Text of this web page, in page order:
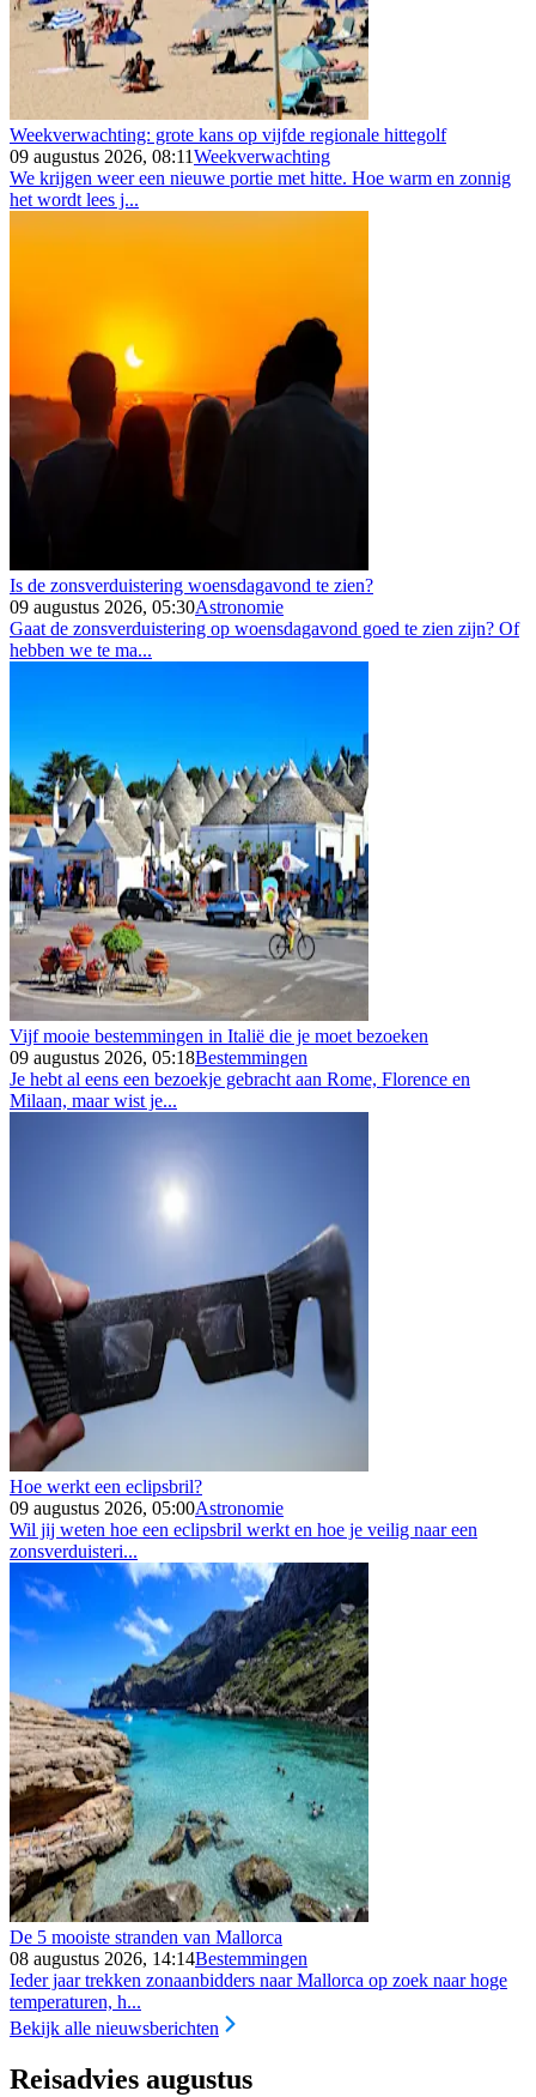
Weekverwachting: grote kans op vijfde regionale hittegolf
09 augustus 2026, 08:11Weekverwachting
We krijgen weer een nieuwe portie met hitte. Hoe warm en zonnig
het wordt lees j...
Is de zonsverduistering woensdagavond te zien?
09 augustus 2026, 05:30Astronomie
Gaat de zonsverduistering op woensdagavond goed te zien zijn? Of
hebben we te ma...
Vijf mooie bestemmingen in Italië die je moet bezoeken
09 augustus 2026, 05:18Bestemmingen
Je hebt al eens een bezoekje gebracht aan Rome, Florence en
Milaan, maar wist je...
Hoe werkt een eclipsbril?
09 augustus 2026, 05:00Astronomie
Wil jij weten hoe een eclipsbril werkt en hoe je veilig naar een
zonsverduisteri...
De 5 mooiste stranden van Mallorca
08 augustus 2026, 14:14Bestemmingen
Ieder jaar trekken zonaanbidders naar Mallorca op zoek naar hoge
temperaturen, h...
Bekijk alle nieuwsberichten
Reisadvies augustus